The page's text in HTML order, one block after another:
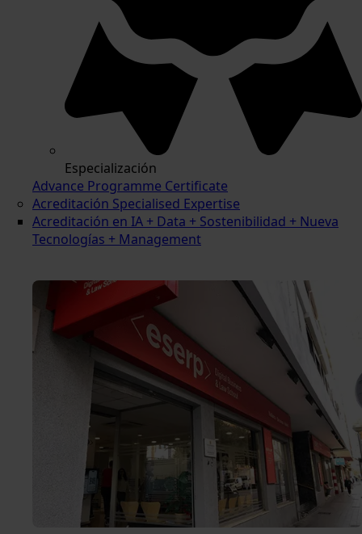
Especialización
Advance Programme Certificate
Acreditación Specialised Expertise
Acreditación en IA + Data + Sostenibilidad + Nueva
Tecnologías + Management